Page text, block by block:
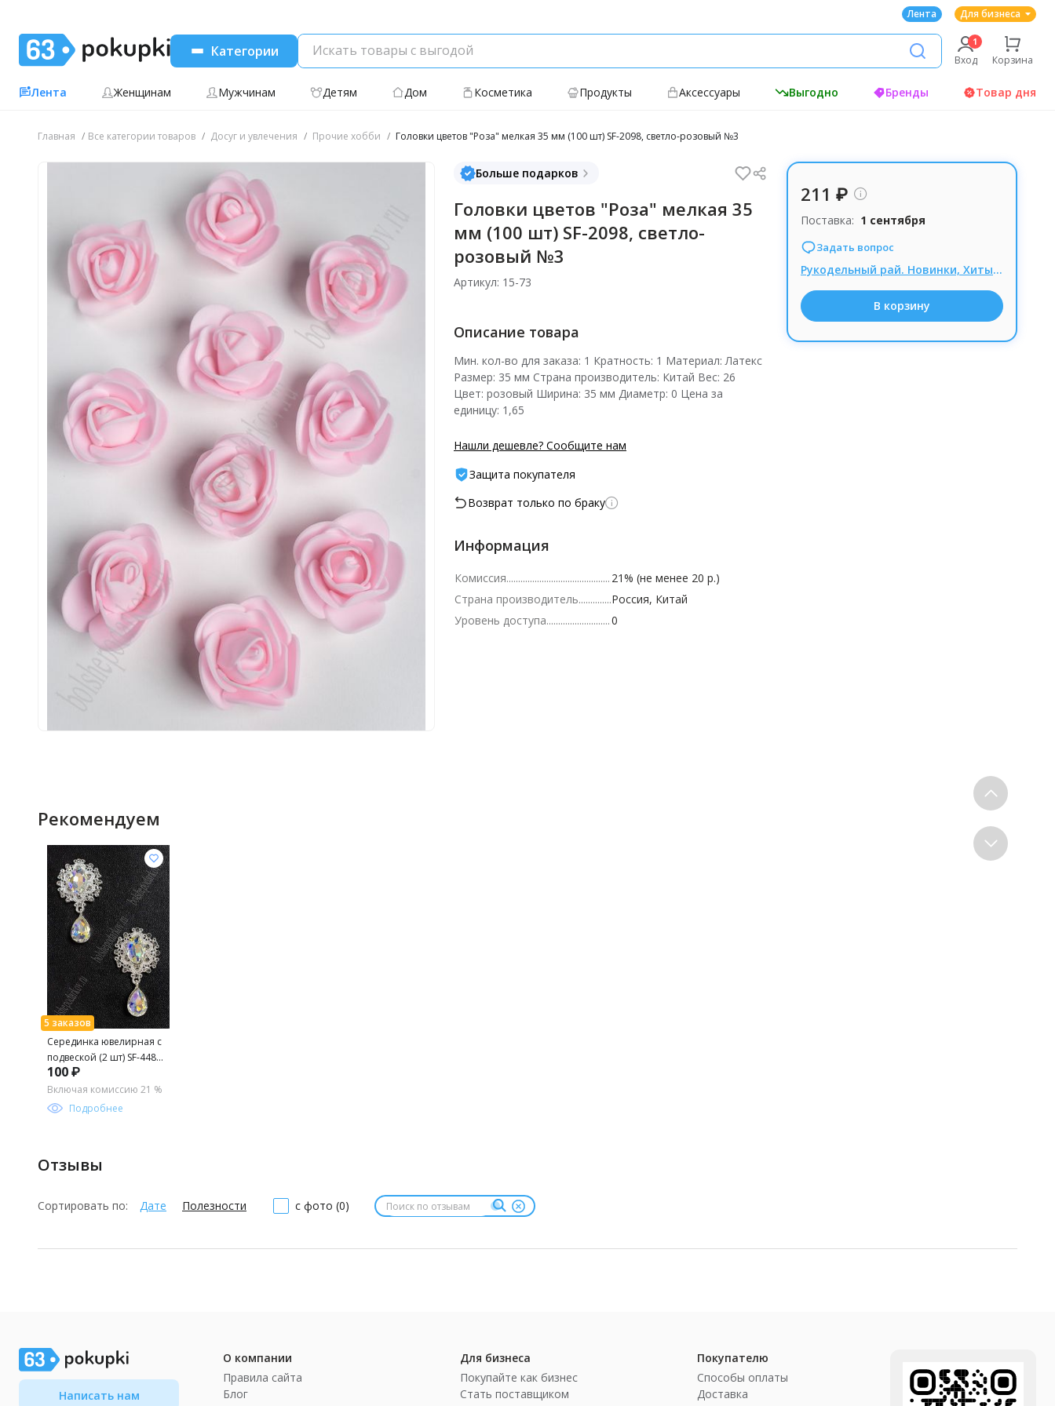
Лента Для бизнеса
Категории
Вход Корзина
Лента Женщинам Мужчинам Детям Дом Косметика Продукты Аксессуары Выгодно Бренды Товар дня
Главная Все категории товаров Досуг и увлечения Прочие хобби Головки цветов "Роза" мелкая 35 мм (100 шт) SF-2098, светло-розовый №3
Больше подарков
Головки цветов "Роза" мелкая 35
мм (100 шт) SF-2098, светло-
розовый №3
Артикул: 15-73
211 ₽
Поставка: 1 сентября
Задать вопрос
Рукодельный рай. Новинки, Хиты и большие скидки. Время выгодных покупок!
В корзину
Описание товара
Мин. кол-во для заказа: 1 Кратность: 1 Материал: Латекс
Размер: 35 мм Страна производитель: Китай Вес: 26
Цвет: розовый Ширина: 35 мм Диаметр: 0 Цена за
единицу: 1,65
Нашли дешевле? Сообщите нам
Защита покупателя
Возврат только по браку
Информация
Комиссия
21% (не менее 20 р.)
Страна производитель
Россия, Китай
Уровень доступа
0
Рекомендуем
Серединка ювелирная с
подвеской (2 шт) SF-4482,
серебро/серебро
хамелеон №31
100 ₽
Включая комиссию 21 %
Подробнее
Отзывы
Сортировать по: Дате Полезности с фото (0)
Написать нам
О компании
Правила сайта
Блог
Для бизнеса
Покупайте как бизнес
Стать поставщиком
Покупателю
Способы оплаты
Доставка